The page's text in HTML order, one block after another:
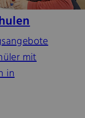
mit
in